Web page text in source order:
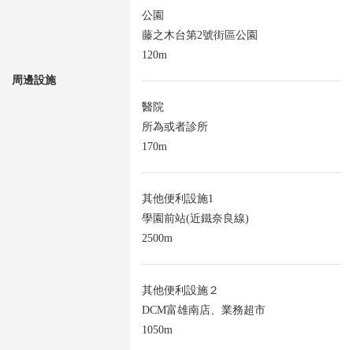
周邊設施
公園
藤之木台第2號街區公園
120m
醫院
所為或者診所
170m
其他便利設施1
學園前站(近鐵奈良線)
2500m
其他便利設施２
DCM富雄南店、業務超市
1050m